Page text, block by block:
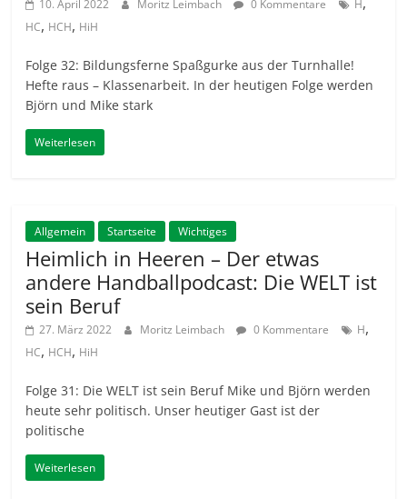
10. April 2022 Moritz Leimbach 0 Kommentare H
HC, HCH, HiH
Folge 32: Bildungsferne Spaßgurke aus der Turnhalle!
Hefte raus – Klassenarbeit. In der heutigen Folge werden
Björn und Mike stark
Weiterlesen
Allgemein Startseite Wichtiges
Heimlich in Heeren – Der etwas
andere Handballpodcast: Die WELT ist
sein Beruf
27. März 2022 Moritz Leimbach 0 Kommentare H,
HC, HCH, HiH
Folge 31: Die WELT ist sein Beruf Mike und Björn werden
heute sehr politisch. Unser heutiger Gast ist der
politische
Weiterlesen